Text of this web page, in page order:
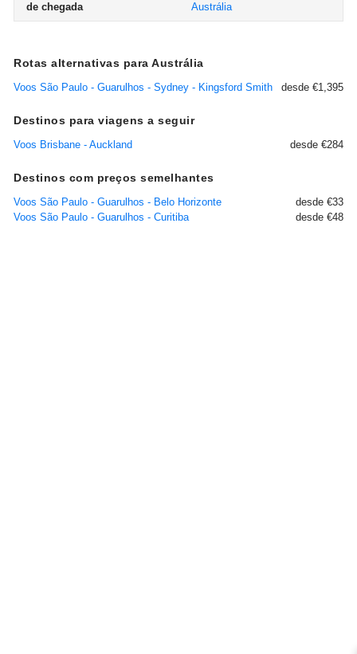
de chegada
Austrália
Rotas alternativas para Austrália
Voos São Paulo - Guarulhos - Sydney - Kingsford Smith desde €1,395
Destinos para viagens a seguir
Voos Brisbane - Auckland desde €284
Destinos com preços semelhantes
Voos São Paulo - Guarulhos - Belo Horizonte
desde €33
Voos São Paulo - Guarulhos - Curitiba
desde €48